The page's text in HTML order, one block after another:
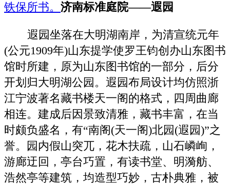
铁保所书。 济南标准庭院——遐园
遐园坐落在大明湖南岸，为清宣统元年
(公元1909年)山东提学使罗王钧创办山东图书
馆时所建，原为山东图书馆的一部分，后分
开划归大明湖公园。遐园布局设计均仿照浙
江宁波著名藏书楼天一阁的格式，四周曲廊
相连。建成后因景致清雅，藏书丰富，在当
时颇负盛名，有“南阁(天一阁)北园(遐园)”之
誉。园内假山突兀，花木扶疏，山石嶙峋，
游廊迂回，亭台巧置，有读书堂、明漪舫、
浩然亭等建筑，均造型巧妙，古朴典雅，被